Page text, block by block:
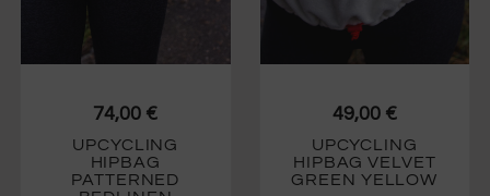
74,00 €
UPCYCLING
HIPBAG
PATTERNED
49,00 €
UPCYCLING
HIPBAG VELVET
GREEN YELLOW